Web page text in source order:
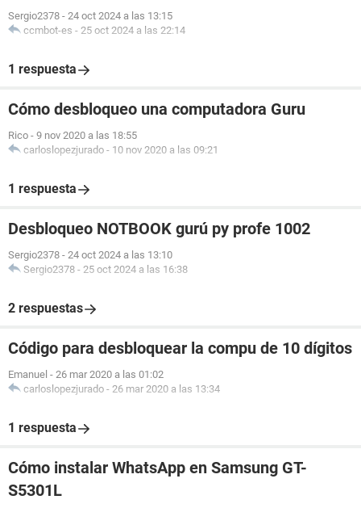
Sergio2378 - 24 oct 2024 a las 13:15
ccmbot-es - 25 oct 2024 a las 22:14
1 respuesta
Cómo desbloqueo una computadora Guru
Rico - 9 nov 2020 a las 18:55
carloslopezjurado - 10 nov 2020 a las 09:21
1 respuesta
Desbloqueo NOTBOOK gurú py profe 1002
Sergio2378 - 24 oct 2024 a las 13:10
Sergio2378 - 25 oct 2024 a las 16:38
2 respuestas
Código para desbloquear la compu de 10 dígitos
Emanuel - 26 mar 2020 a las 01:02
carloslopezjurado - 26 mar 2020 a las 13:34
1 respuesta
Cómo instalar WhatsApp en Samsung GT-
S5301L